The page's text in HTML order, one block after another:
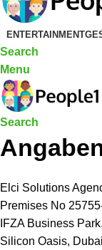
ENTERTAINMENT
Search
Menu
Search
Elci Solutions
Premises No
IFZA Business
Silicon Oasis, Dubai